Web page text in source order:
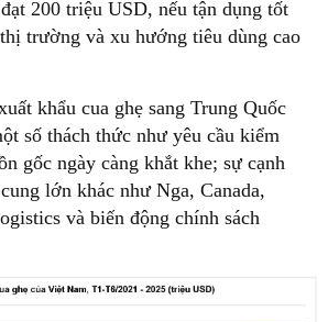
200 triệu USD, nếu tận dụng tốt
trường và xu hướng tiêu dùng cao
khẩu cua ghẹ sang Trung Quốc
số thách thức như yêu cầu kiểm
gốc ngày càng khắt khe; sự cạnh
lớn khác như Nga, Canada,
và biến động chính sách